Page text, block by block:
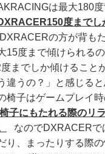
は最大180
度までし
の方が背も
15度まで傾けられるの
までしか傾けること
違うの？」と感じる
椅子はゲームプレイ
椅子にもたれる際のリ
なのでDXRACERで
り、まったりする際